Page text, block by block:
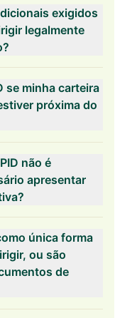
exigidos
legalmente
se minha carteira
próxima do
não é
apresentar
única forma
ou são
de